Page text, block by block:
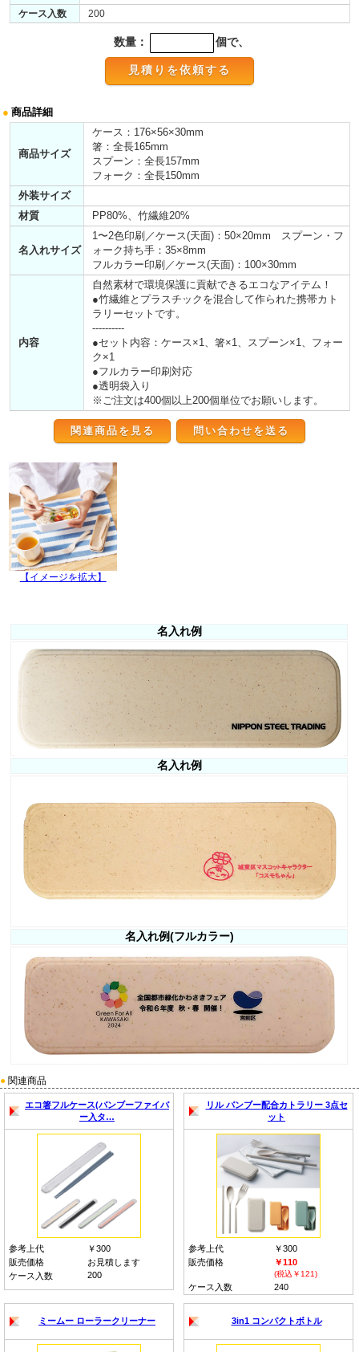
ケース入数
200
数量： 個で、
● 商品詳細
商品サイズ
ケース：176×56×30mm
箸：全長165mm
スプーン：全長157mm
フォーク：全長150mm
外装サイズ
材質
PP80%、竹繊維20%
名入れサイズ
1〜2色印刷／ケース(天面)：50×20mm スプーン・フ
ォーク持ち手：35×8mm
フルカラー印刷／ケース(天面)：100×30mm
内容
自然素材で環境保護に貢献できるエコなアイテム！
●竹繊維とプラスチックを混合して作られた携帯カト
ラリーセットです。
----------
●セット内容：ケース×1、箸×1、スプーン×1、フォー
ク×1
●フルカラー印刷対応
●透明袋入り
※ご注文は400個以上200個単位でお願いします。
関連商品を見る
【イメージを拡大】
名入れ例
名入れ例
名入れ例(フルカラー)
● 関連商品
エコ箸フルケース(バンブーファイバ
ー入タ…
参考上代
￥300
販売価格
お見積します
ケース入数
200
リル バンブー配合カトラリー 3点セ
ット
参考上代
￥300
販売価格
￥110
(税込￥121)
ケース入数 240
ミームー ローラークリーナー 3in1 コンパクトボトル